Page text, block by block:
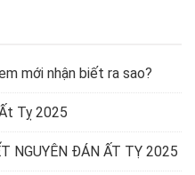
mới nhận biết ra sao?
Tỵ 2025
NGUYÊN ĐÁN ẤT TỴ 2025